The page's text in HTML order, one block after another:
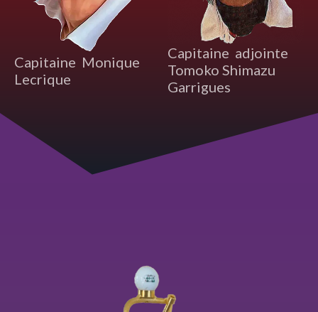
Capitaine Monique
Lecrique
Capitaine adjointe
Tomoko Shimazu
Garrigues